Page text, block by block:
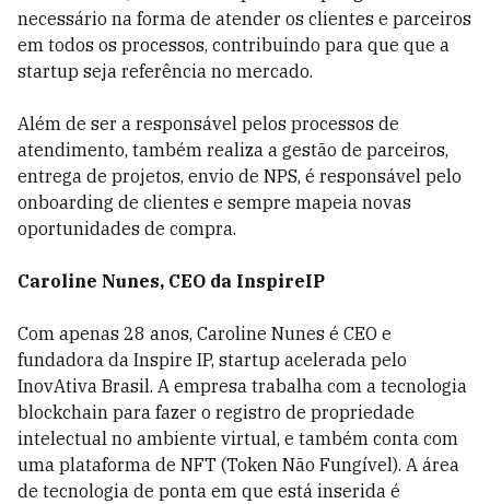
necessário na forma de atender os clientes e parceiros
em todos os processos, contribuindo para que que a
startup seja referência no mercado.
Além de ser a responsável pelos processos de
atendimento, também realiza a gestão de parceiros,
entrega de projetos, envio de NPS, é responsável pelo
onboarding de clientes e sempre mapeia novas
oportunidades de compra.
Caroline Nunes, CEO da InspireIP
Com apenas 28 anos, Caroline Nunes é CEO e
fundadora da Inspire IP, startup acelerada pelo
InovAtiva Brasil. A empresa trabalha com a tecnologia
blockchain para fazer o registro de propriedade
intelectual no ambiente virtual, e também conta com
uma plataforma de NFT (Token Não Fungível). A área
de tecnologia de ponta em que está inserida é